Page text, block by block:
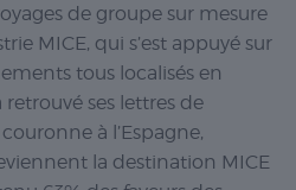
de groupe sur mesure
MICE, qui s’est appuyé sur
tous localisés en
retrouvé ses lettres de
à l’Espagne,
la destination MICE